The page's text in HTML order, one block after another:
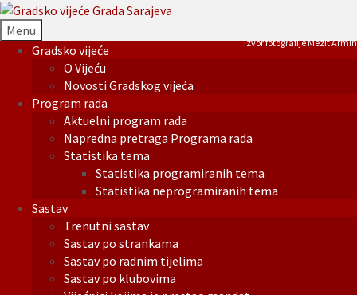
Menu
Gradsko vijeće
O Vijeću
Novosti Gradskog vijeća
Program rada
Aktuelni program rada
Napredna pretraga Programa rada
Statistika tema
Statistika programiranih tema
Statistika neprogramiranih tema
Sastav
Trenutni sastav
Sastav po strankama
Sastav po radnim tijelima
Sastav po klubovima
Izvor fotografije Mezit Armin